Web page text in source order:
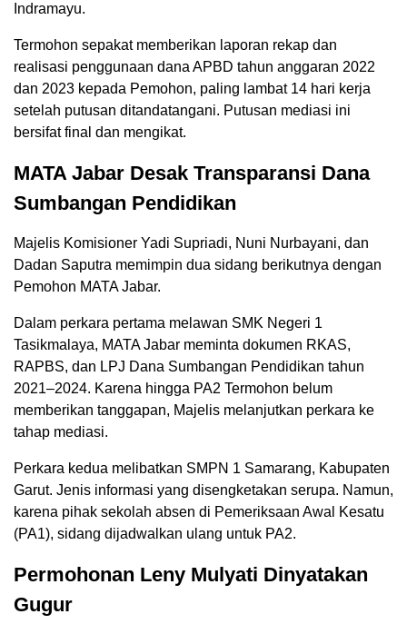
Indramayu.
Termohon sepakat memberikan laporan rekap dan
realisasi penggunaan dana APBD tahun anggaran 2022
dan 2023 kepada Pemohon, paling lambat 14 hari kerja
setelah putusan ditandatangani. Putusan mediasi ini
bersifat final dan mengikat.
MATA Jabar Desak Transparansi Dana
Sumbangan Pendidikan
Majelis Komisioner Yadi Supriadi, Nuni Nurbayani, dan
Dadan Saputra memimpin dua sidang berikutnya dengan
Pemohon MATA Jabar.
Dalam perkara pertama melawan SMK Negeri 1
Tasikmalaya, MATA Jabar meminta dokumen RKAS,
RAPBS, dan LPJ Dana Sumbangan Pendidikan tahun
2021–2024. Karena hingga PA2 Termohon belum
memberikan tanggapan, Majelis melanjutkan perkara ke
tahap mediasi.
Perkara kedua melibatkan SMPN 1 Samarang, Kabupaten
Garut. Jenis informasi yang disengketakan serupa. Namun,
karena pihak sekolah absen di Pemeriksaan Awal Kesatu
(PA1), sidang dijadwalkan ulang untuk PA2.
Permohonan Leny Mulyati Dinyatakan
Gugur